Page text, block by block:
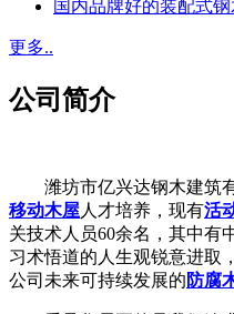
国内品牌好的装配式
更多..
公司简介
潍坊市亿兴达钢木建筑有
移动木屋人才培养，现有活
关技术人员60余名，其中有
习术悟道的人生观锐意进取
公司未来可持续发展的 防腐